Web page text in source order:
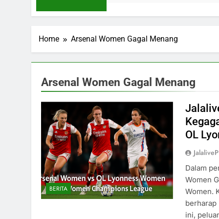
Home Arsenal Women Gagal Menang
Arsenal Women Gagal Menang
BERITA
OL
Dalam
Women
Women.
berharap
ini,